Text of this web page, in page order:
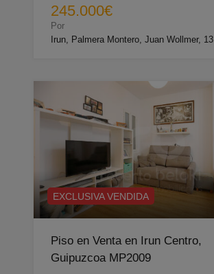
245.000€
Por
Irun, Palmera Montero, Juan Wollmer, 13
EXCLUSIVA VENDIDA
Piso en Venta en Irun Centro,
Guipuzcoa MP2009